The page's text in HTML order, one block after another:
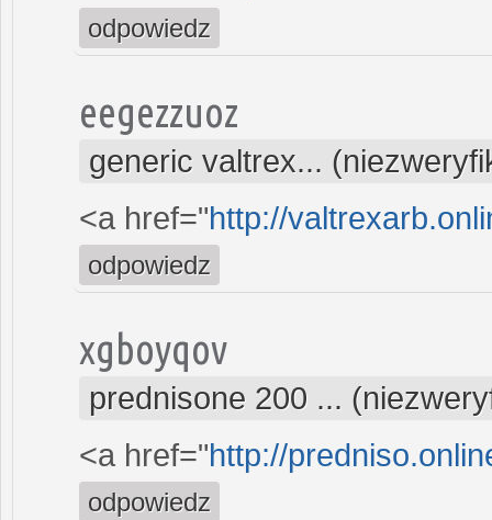
odpowiedz
eegezzuoz
generic valtrex...
<a href="http://
odpowiedz
xgboyqov
prednisone 200 ...
<a href="http://
odpowiedz